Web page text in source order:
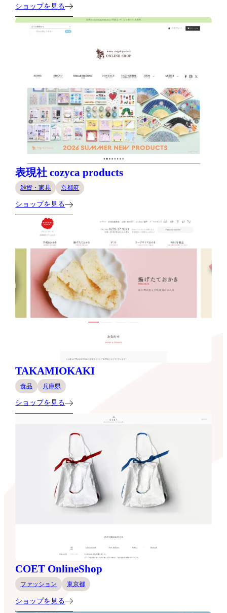
ショップを見る
表現社 cozyca products
雑貨・家具 京都府
ショップを見る
TAKAMIOKAKI
食品 兵庫県
ショップを見る
COET OnlineShop
ファッション 東京都
ショップを見る